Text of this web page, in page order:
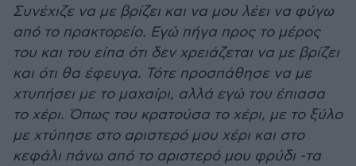
Συνέχιζε να με βρίζει και να μου λέει να φύγω
από το πρακτορείο. Εγώ πήγα προς το μέρος
του και του είπα ότι δεν χρειάζεται να με βρίζει
και ότι θα έφευγα. Τότε προσπάθησε να με
χτυπήσει με το μαχαίρι, αλλά εγώ του έπιασα
το χέρι. Όπως του κρατούσα το χέρι, με το ξύλο
με χτύπησε στο αριστερό μου χέρι και στο
κεφάλι πάνω από το αριστερό μου φρύδι -τα